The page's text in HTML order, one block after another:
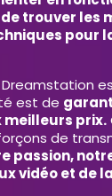
trouver les
pour
Dreamstation
est de
meilleurs prix.
de
passion,
vidéo et de